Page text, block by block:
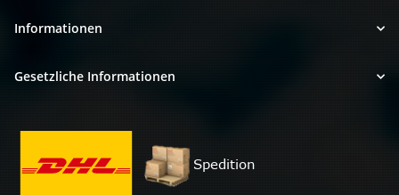
Informationen
Gesetzliche Informationen